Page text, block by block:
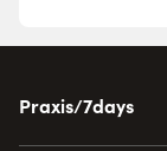
Praxis/7days